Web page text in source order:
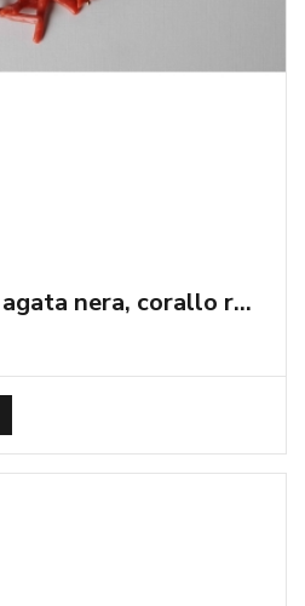
Bracciale a 2 fili, agata nera, corallo rosso, perle di fiume – cod:BR0700